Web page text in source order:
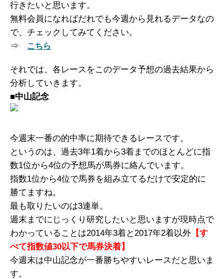
行きたいと思います。
無料会員になればだれでも今週から見れるデータなの
で、チェックしてみてください。
⇒
こちら
それでは、各レースをこのデータ予想の過去結果から
分析していきます。
■中山記念
今週末一番の的中率に期待できるレースです。
というのは、過去3年1着から3着までのほとんどに指
数1位から4位の予想馬が馬券に絡んでいます。
指数1位から4位で馬券を組み立てるだけで安定的に
勝てますね。
最も取りたいのは3連単。
週末までにじっくり研究したいと思いますが現時点で
わかっていることは2014年3着と2017年2着以外 【す
べて指数値30以下で馬券決着】
今週末は中山記念が一番勝ちやすいレースだと思いま
す。